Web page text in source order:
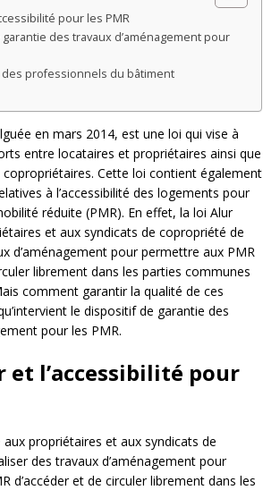
pour les PMR
des travaux d’aménagement pour
professionnels du bâtiment
en mars 2014, est une loi qui vise à
entre locataires et propriétaires ainsi que
Cette loi contient également
à l’accessibilité des logements pour
réduite (PMR). En effet, la loi Alur
et aux syndicats de copropriété de
d’aménagement pour permettre aux PMR
librement dans les parties communes
comment garantir la qualité de ces
le dispositif de garantie des
pour les PMR.
et l’accessibilité pour
propriétaires et aux syndicats de
des travaux d’aménagement pour
d’accéder et de circuler librement dans les